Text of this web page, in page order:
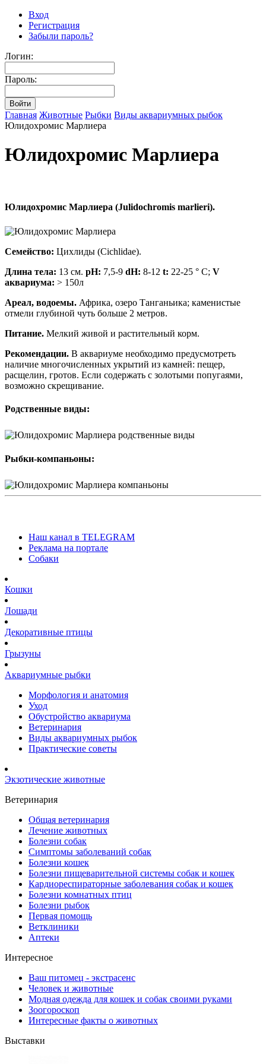
Вход
Регистрация
Забыли пароль?
Логин:
Пароль:
Главная Животные Рыбки Виды аквариумных рыбок
Юлидохромис Марлиера
Юлидохромис Марлиера
Юлидохромис Марлиера (Julidochromis marlieri).
Семейство: Цихлиды (Cichlidae).
Длина тела: 13 см. pH: 7,5-9 dH: 8-12 t: 22-25 ° C; V
аквариума: > 150л
Ареал, водоемы. Африка, озеро Танганьика; каменистые
отмели глубиной чуть больше 2 метров.
Питание. Мелкий живой и растительный корм.
Рекомендации. В аквариуме необходимо предусмотреть
наличие многочисленных укрытий из камней: пещер,
расщелин, гротов. Если содержать с золотыми попугаями,
возможно скрещивание.
Родственные виды:
Рыбки-компаньоны:
Наш канал в TELEGRAM
Реклама на портале
Собаки
Кошки
Лошади
Декоративные птицы
Грызуны
Аквариумные рыбки
Морфология и анатомия
Уход
Обустройство аквариума
Ветеринария
Виды аквариумных рыбок
Практические советы
Экзотические животные
Ветеринария
Общая ветеринария
Лечение животных
Болезни собак
Симптомы заболеваний собак
Болезни кошек
Болезни пищеварительной системы собак и кошек
Кардиореспираторные заболевания собак и кошек
Болезни комнатных птиц
Болезни рыбок
Первая помощь
Ветклиники
Аптеки
Интересное
Ваш питомец - экстрасенс
Человек и животные
Модная одежда для кошек и собак своими руками
Зоогороскоп
Интересные факты о животных
Выставки